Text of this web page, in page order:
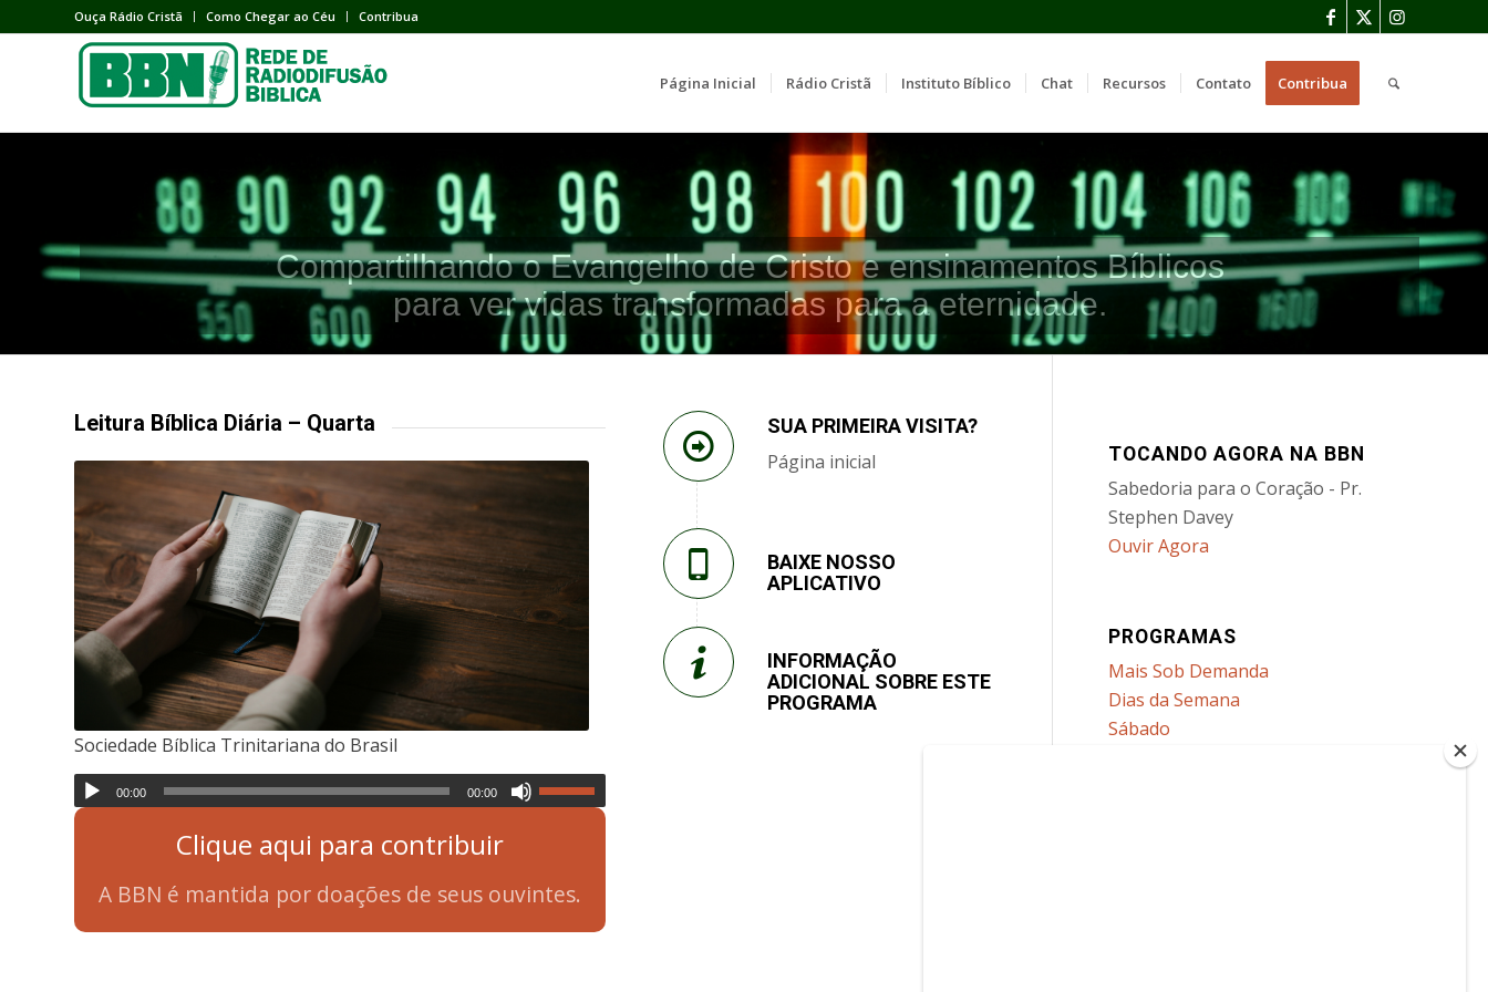
Ouça Rádio Cristã Como Chegar ao Céu Contribua
Página Inicial Rádio Cristã Instituto Bíblico Chat Recursos Contato Contribua
Compartilhando o Evangelho de Cristo e ensinamentos Bíblicos
para ver vidas transformadas para a eternidade.
Leitura Bíblica Diária – Quarta
Sociedade Bíblica Trinitariana do Brasil
00:00 00:00
Clique aqui para contribuir
A BBN é mantida por doações de seus ouvintes.
SUA PRIMEIRA VISITA?
Página inicial
BAIXE NOSSO
APLICATIVO
INFORMAÇÃO
ADICIONAL SOBRE ESTE
PROGRAMA
TOCANDO AGORA NA BBN
Sabedoria para o Coração - Pr.
Stephen Davey
Ouvir Agora
PROGRAMAS
Mais Sob Demanda
Dias da Semana
Sábado